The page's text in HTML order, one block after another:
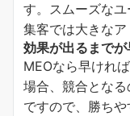
す。スムーズな
集客では大きなア
効果が出るまでが
MEOなら早けれ
場合、競合とな
ですので、勝ちや